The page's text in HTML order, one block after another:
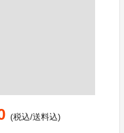
(税込/送料込)